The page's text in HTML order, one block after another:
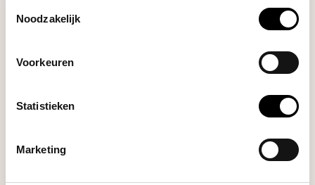
Noodzakelijk
Voorkeuren
Statistieken
Marketing
MILANO BLACKSTEEL 6